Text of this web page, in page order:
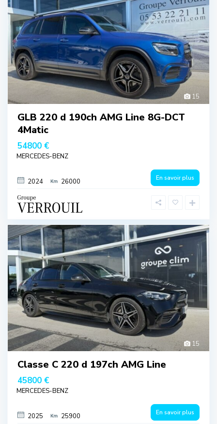
15
GLB 220 d 190ch AMG Line 8G-DCT
4Matic
54800 €
MERCEDES-BENZ
2024 26000 En savoir plus
15
Classe C 220 d 197ch AMG Line
45800 €
MERCEDES-BENZ
2025 25900 En savoir plus